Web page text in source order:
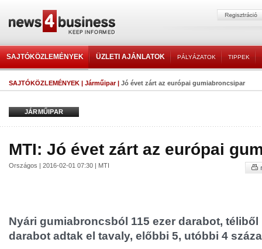
SAJTÓKÖZLEMÉNYEK ÜZLETI AJÁNLATOK PÁLYÁZATOK TIPPEK
SAJTÓKÖZLEMÉNYEK | Járműipar| Jó évet zárt az európai gumiabroncsipar
JÁRMŰIPAR
MTI: Jó évet zárt az európai
Országos | 2016-02-01 07:30 | MTI
Nyári gumiabroncsból 115 ezer darabot, téliből
darabot adtak el tavaly, előbbi 5, utóbbi 4